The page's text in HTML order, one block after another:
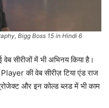
Bigg Boss 15 in Hindi 6
सीरीजों में भी अभिनय किया है।
की वेब सीरीज़ टिया एंड राज
और इन कोल्ड ब्लड में भी काम